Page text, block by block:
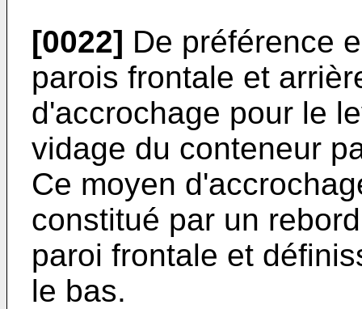
[0022] De préférence
parois frontale et
d'accrochage pour le
vidage du conteneur
Ce moyen
constitué par un
paroi frontale et
le bas.